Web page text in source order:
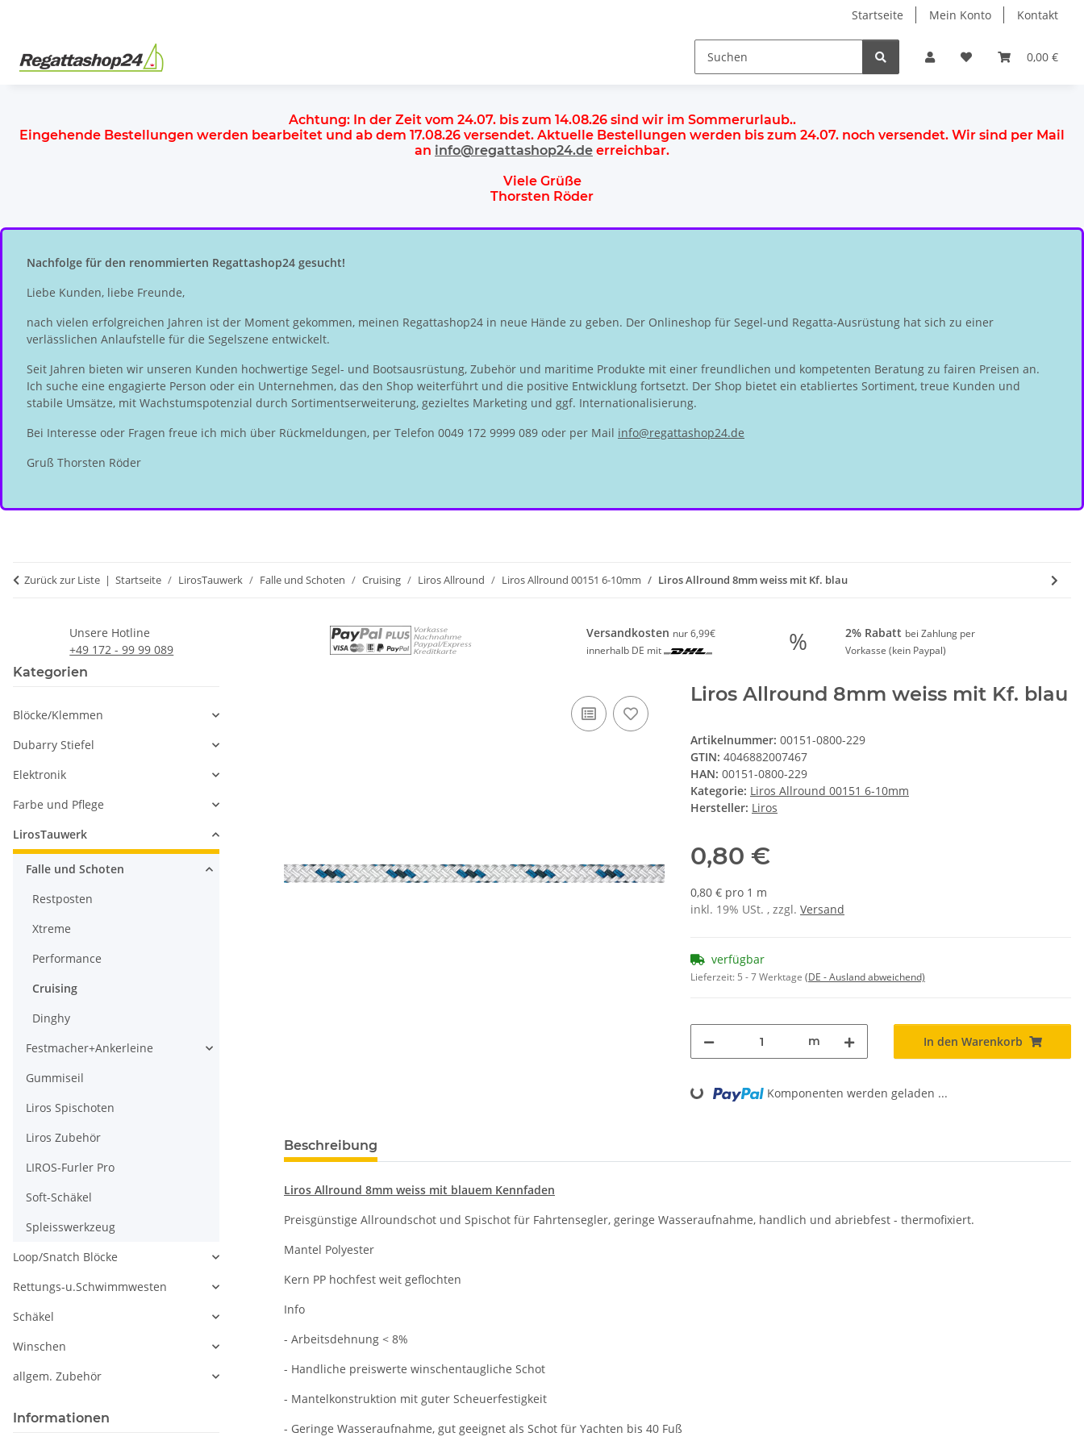
Startseite Mein Konto Kontakt
0,00 €
Achtung: In der Zeit vom 24.07. bis zum 14.08.26 sind wir im Sommerurlaub..
Eingehende Bestellungen werden bearbeitet und ab dem 17.08.26 versendet. Aktuelle Bestellungen werden bis zum 24.07. noch versendet. Wir sind per Mail
an info@regattashop24.de erreichbar.
Viele Grüße
Thorsten Röder
Nachfolge für den renommierten Regattashop24 gesucht!
Liebe Kunden, liebe Freunde,
nach vielen erfolgreichen Jahren ist der Moment gekommen, meinen Regattashop24 in neue Hände zu geben. Der Onlineshop für Segel-und Regatta-Ausrüstung hat sich zu einer
verlässlichen Anlaufstelle für die Segelszene entwickelt.
Seit Jahren bieten wir unseren Kunden hochwertige Segel- und Bootsausrüstung, Zubehör und maritime Produkte mit einer freundlichen und kompetenten Beratung zu fairen Preisen an.
Ich suche eine engagierte Person oder ein Unternehmen, das den Shop weiterführt und die positive Entwicklung fortsetzt. Der Shop bietet ein etabliertes Sortiment, treue Kunden und
stabile Umsätze, mit Wachstumspotenzial durch Sortimentserweiterung, gezieltes Marketing und ggf. Internationalisierung.
Bei Interesse oder Fragen freue ich mich über Rückmeldungen, per Telefon 0049 172 9999 089 oder per Mail info@regattashop24.de
Gruß Thorsten Röder
Zurück zur Liste Startseite LirosTauwerk Falle und Schoten Cruising Liros Allround Liros Allround 00151 6-10mm Liros Allround 8mm weiss mit Kf. blau
Unsere Hotline
+49 172 - 99 99 089
Versandkosten nur 6,99€
innerhalb DE mit
% 2% Rabatt bei Zahlung per
Vorkasse (kein Paypal)
Liros Allround 8mm weiss mit Kf. blau
Artikelnummer: 00151-0800-229
GTIN: 4046882007467
HAN: 00151-0800-229
Kategorie: Liros Allround 00151 6-10mm
Hersteller: Liros
0,80 €
0,80 € pro 1 m
inkl. 19% USt. , zzgl. Versand
verfügbar
Lieferzeit: 5 - 7 Werktage (DE - Ausland abweichend)
m In den Warenkorb
Loading... Komponenten werden geladen ...
Beschreibung
Liros Allround 8mm weiss mit blauem Kennfaden
Preisgünstige Allroundschot und Spischot für Fahrtensegler, geringe Wasseraufnahme, handlich und abriebfest - thermofixiert.
Mantel Polyester
Kern PP hochfest weit geflochten
Info
- Arbeitsdehnung < 8%
- Handliche preiswerte winschentaugliche Schot
- Mantelkonstruktion mit guter Scheuerfestigkeit
- Geringe Wasseraufnahme, gut geeignet als Schot für Yachten bis 40 Fuß
Kategorien
Blöcke/Klemmen
Dubarry Stiefel
Elektronik
Farbe und Pflege
LirosTauwerk
Falle und Schoten
Restposten
Xtreme
Performance
Cruising
Dinghy
Festmacher+Ankerleine
Gummiseil
Liros Spischoten
Liros Zubehör
LIROS-Furler Pro
Soft-Schäkel
Spleisswerkzeug
Loop/Snatch Blöcke
Rettungs-u.Schwimmwesten
Schäkel
Winschen
allgem. Zubehör
Informationen